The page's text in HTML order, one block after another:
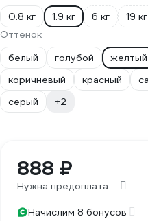
0.8 кг
1.9 кг 6 кг 19 кг
Оттенок
белый
голубой желтый
коричневый
красный
серый
+2
888 ₽
Нужна предоплата
Начислим 8 бонусов